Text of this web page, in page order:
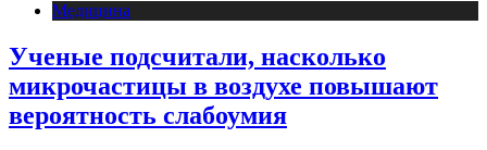
Медицина
Ученые подсчитали, насколько
микрочастицы в воздухе повышают
вероятность слабоумия